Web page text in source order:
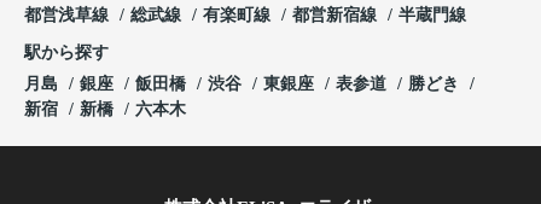
都営浅草線
総武線 有楽町線 都営新宿線 半蔵門線
駅から探す
月島
銀座 飯田橋 渋谷 東銀座 表参道
勝どき
新宿
新橋 六本木